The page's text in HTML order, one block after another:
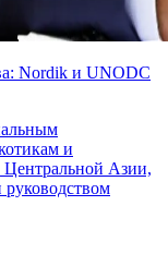
Nordik и UNODC
и
Центральной Азии,